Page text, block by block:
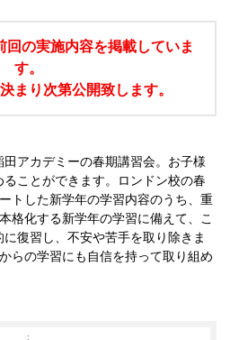
回の実施内容を掲載していま
す。
まり次第公開致します。
アカデミーの春期講習会。お子様
ことができます。ロンドン校の春
トした新学年の学習内容のうち、重
格化する新学年の学習に備えて、こ
復習し、不安や苦手を取り除きま
らの学習にも自信を持って取り組め